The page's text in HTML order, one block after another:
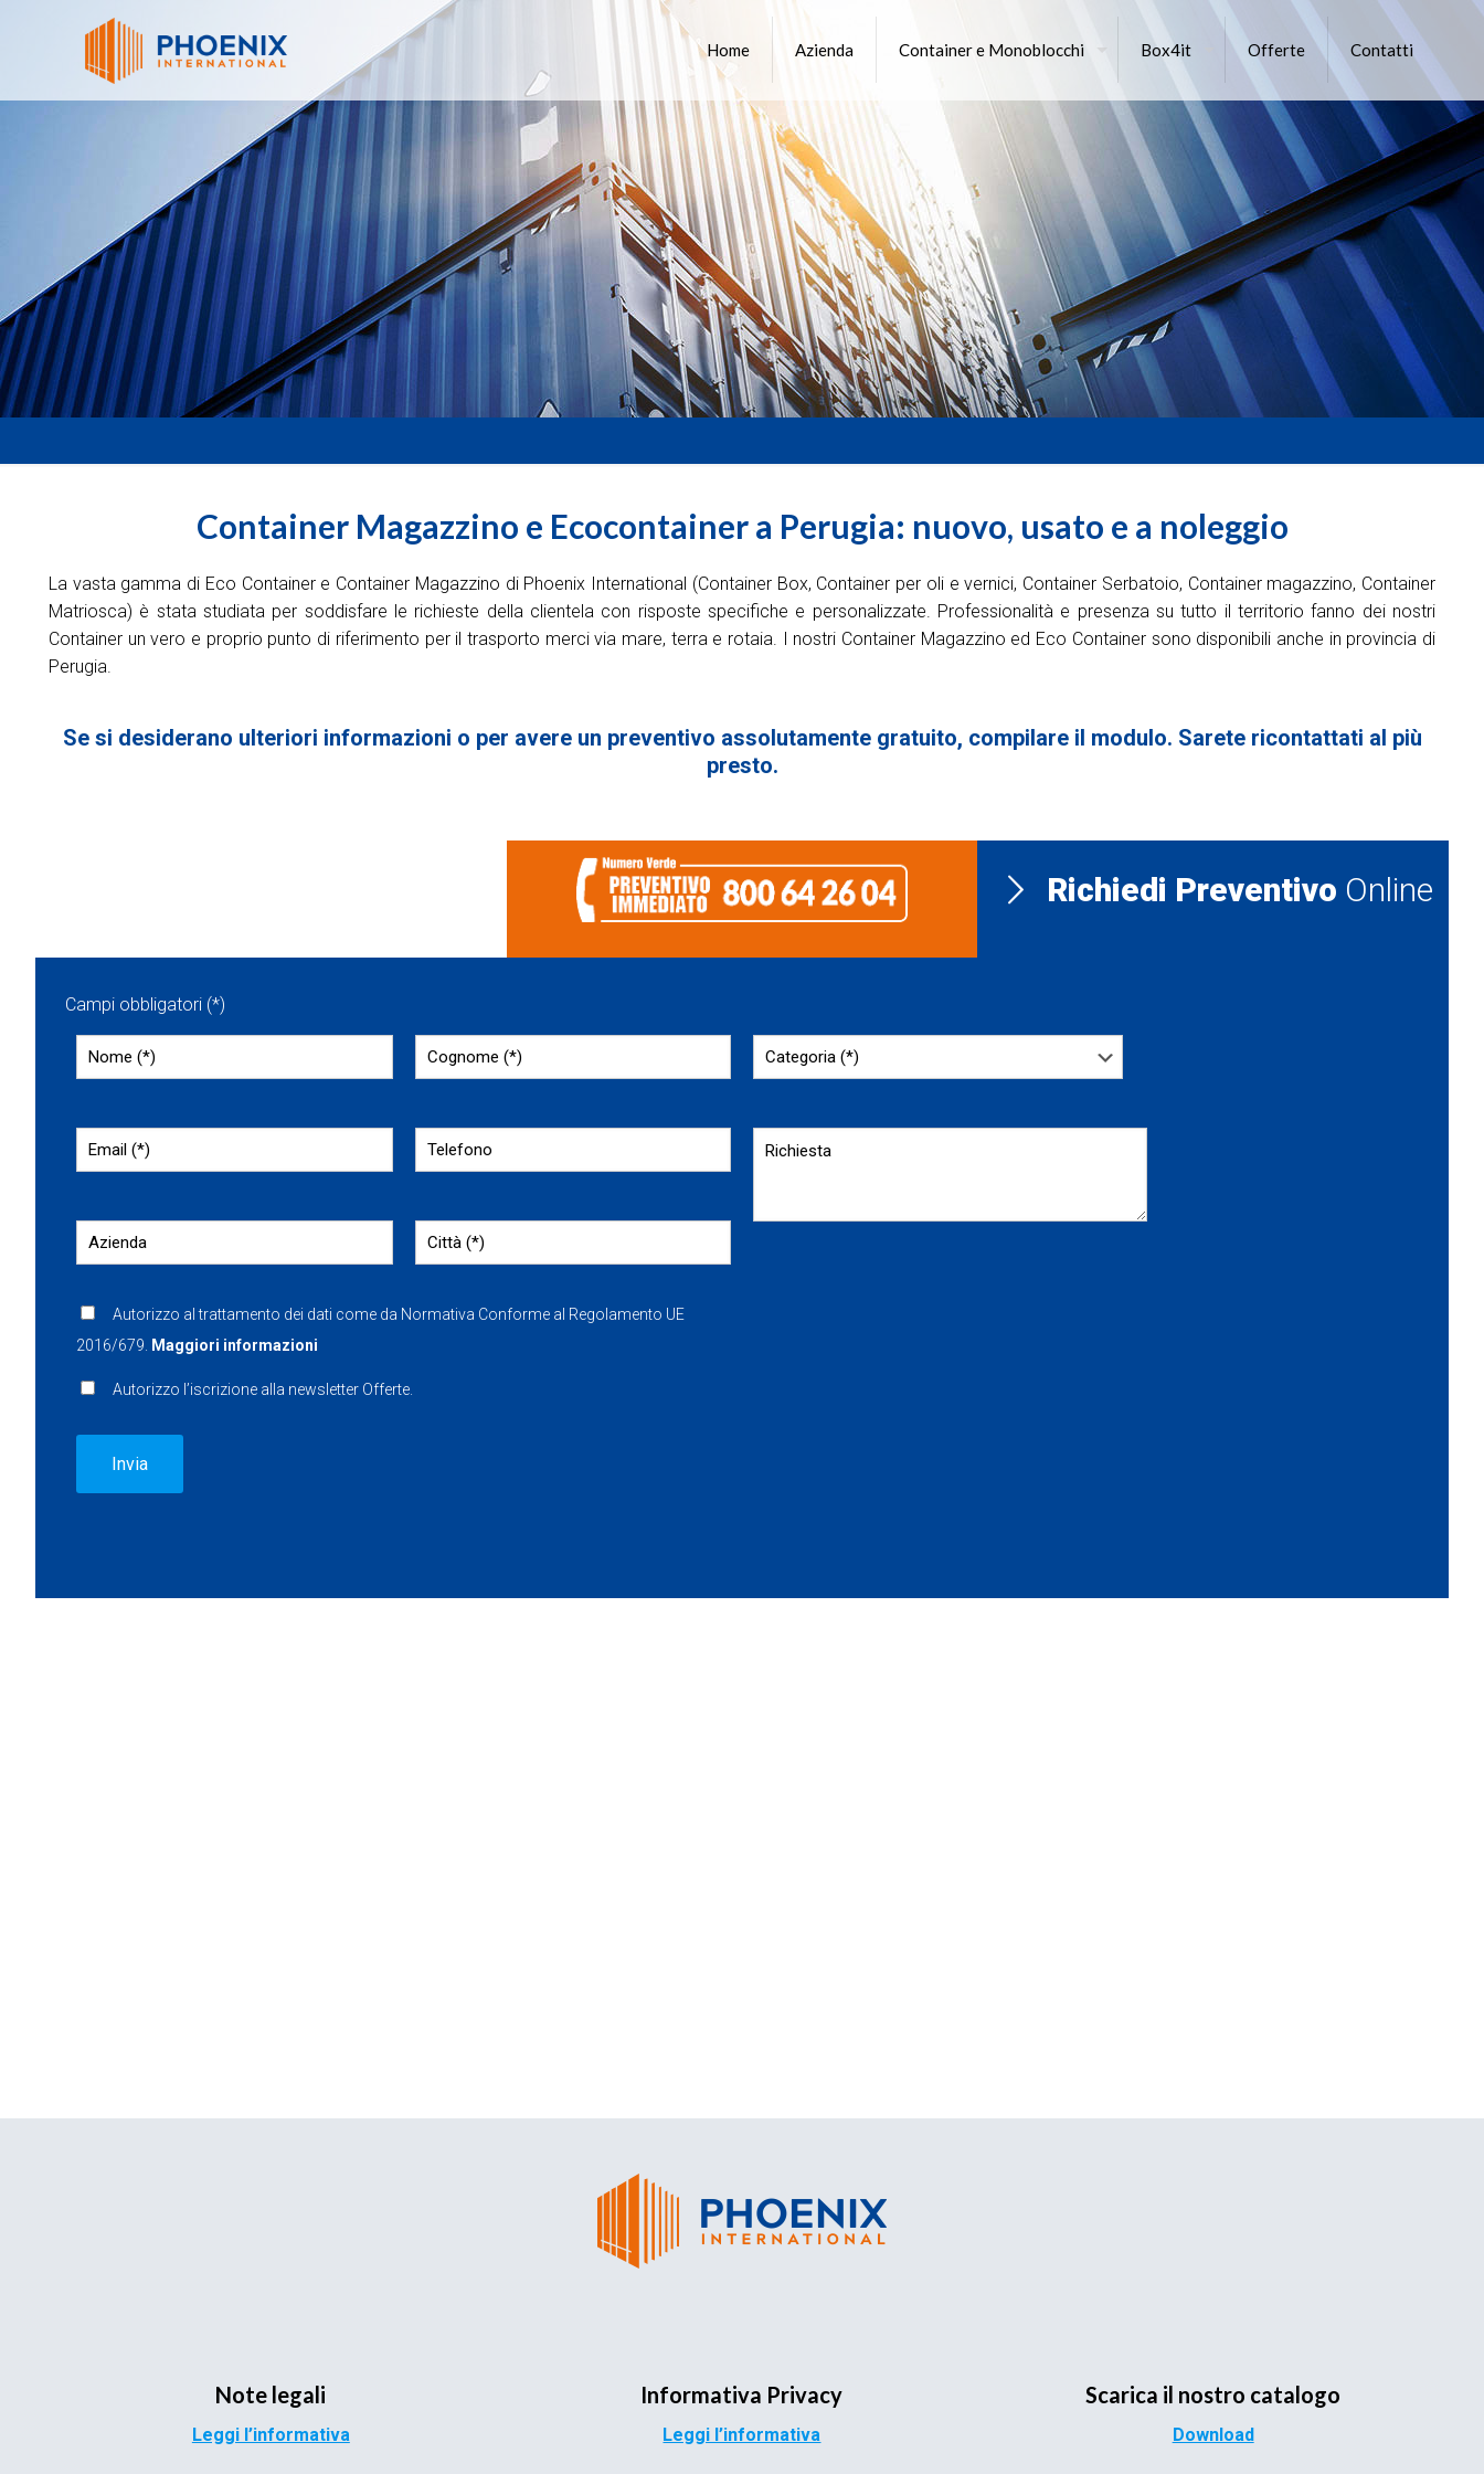
Home Azienda Container e Monoblocchi Box4it Offerte Contatti
Container Magazzino e Ecocontainer a Perugia: nuovo, usato e a noleggio
La vasta gamma di Eco Container e Container Magazzino di Phoenix International (Container Box, Container per oli e vernici, Container Serbatoio, Container magazzino, Container
Matriosca) è stata studiata per soddisfare le richieste della clientela con risposte specifiche e personalizzate. Professionalità e presenza su tutto il territorio fanno dei nostri
Container un vero e proprio punto di riferimento per il trasporto merci via mare, terra e rotaia. I nostri Container Magazzino ed Eco Container sono disponibili anche in provincia di
Perugia.
Se si desiderano ulteriori informazioni o per avere un preventivo assolutamente gratuito, compilare il modulo. Sarete ricontattati al più
presto.
Richiedi Preventivo Online
Campi obbligatori (*)
Autorizzo al trattamento dei dati come da Normativa Conforme al Regolamento UE
2016/679.
Maggiori informazioni
Autorizzo l’iscrizione alla newsletter Offerte.
Note legali
Leggi l’informativa
Informativa Privacy
Leggi l’informativa
Scarica il nostro catalogo
Download